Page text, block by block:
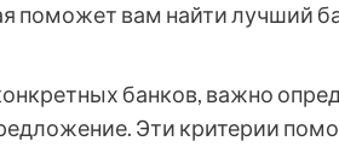
вам найти лучший
банков, важно
Эти критерии